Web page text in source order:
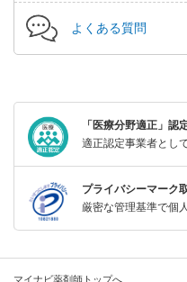
よくある質問
「医療分野適正」認
適正認定事業者とし
プライバシーマーク
厳密な管理基準で個
マイナビ薬剤師トップへ